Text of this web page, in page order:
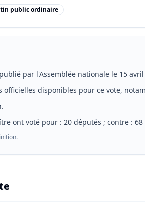
public ordinaire
par l'Assemblée nationale le 15 avril
officielles disponibles pour ce vote,
ont voté pour : 20 députés ; contre : 68